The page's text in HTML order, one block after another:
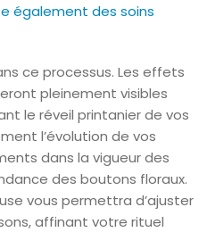
également des soins
ce processus. Les effets
pleinement visibles
le réveil printanier de vos
l’évolution de vos
dans la vigueur des
des boutons floraux.
vous permettra d’ajuster
affinant votre rituel